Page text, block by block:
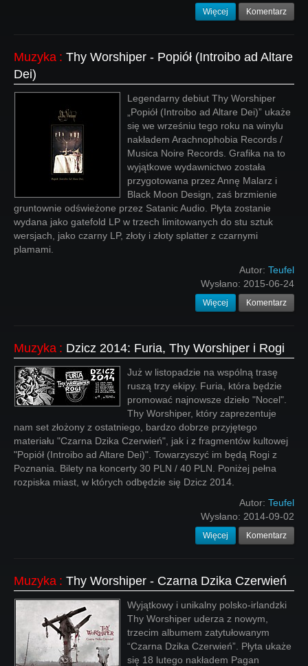
Więcej Komentarz
Muzyka : Thy Worshiper - Popiół (Introibo ad Altare
Dei)
Legendarny debiut Thy Worshiper
„Popiół (Introibo ad Altare Dei)” ukaże
się we wrześniu tego roku na winylu
nakładem Arachnophobia Records /
Musica Noire Records. Grafika na to
wyjątkowe wydawnictwo została
przygotowana przez Annę Malarz i
Black Moon Design, zaś brzmienie
gruntownie odświeżone przez Satanic Audio. Płyta zostanie
wydana jako gatefold LP w trzech limitowanych do stu sztuk
wersjach, jako czarny LP, złoty i złoty splatter z czarnymi
plamami.
Autor: Teufel
Wysłano: 2015-06-24
Więcej Komentarz
Muzyka : Dzicz 2014: Furia, Thy Worshiper i Rogi
Już w listopadzie na wspólną trasę
ruszą trzy ekipy. Furia, która będzie
promować najnowsze dzieło "Nocel".
Thy Worshiper, który zaprezentuje
nam set złożony z ostatniego, bardzo dobrze przyjętego
materiału "Czarna Dzika Czerwień", jak i z fragmentów kultowej
"Popiół (Introibo ad Altare Dei)". Towarzyszyć im będą Rogi z
Poznania. Bilety na koncerty 30 PLN / 40 PLN. Poniżej pełna
rozpiska miast, w których odbędzie się Dzicz 2014.
Autor: Teufel
Wysłano: 2014-09-02
Więcej Komentarz
Muzyka : Thy Worshiper - Czarna Dzika Czerwień
Wyjątkowy i unikalny polsko-irlandzki
Thy Worshiper uderza z nowym,
trzecim albumem zatytułowanym
“Czarna Dzika Czerwień”. Płyta ukaże
się 18 lutego nakładem Pagan